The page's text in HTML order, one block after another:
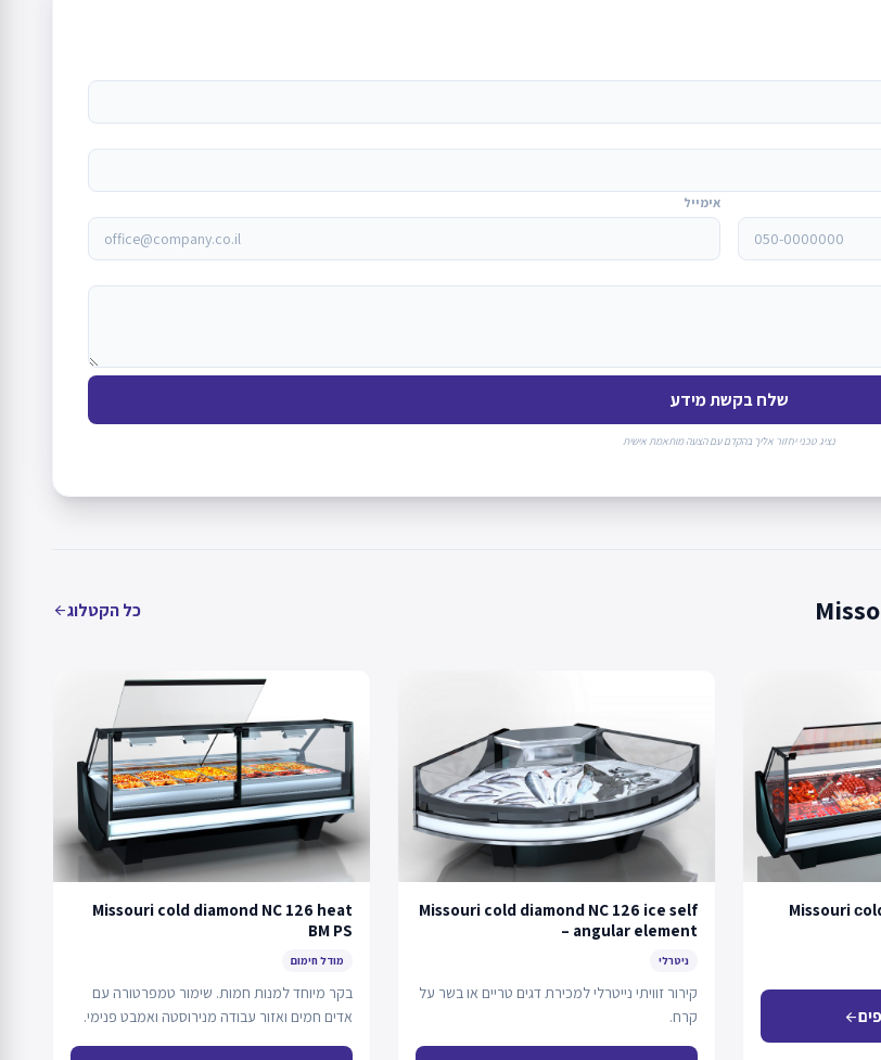
אימייל
שלח בקשת מידע
נציג טכני יחזור אליך בהקדם עם הצעה מותאמת אישית
כל הקטלוגarrow_back
Missouri
arrow_back
Missouri cold diamond NC 126 ice self
– angular element
ניטרלי
קירור זוויתי נייטרלי למכירת דגים טריים או בשר על
קרח.
Missouri cold diamond NC 126 heat
BM PS
מודל חימום
בקר מיוחד למנות חמות. שימור טמפרטורה עם
אדים חמים ואזור עבודה מנירוסטה ואמבט פנימי.